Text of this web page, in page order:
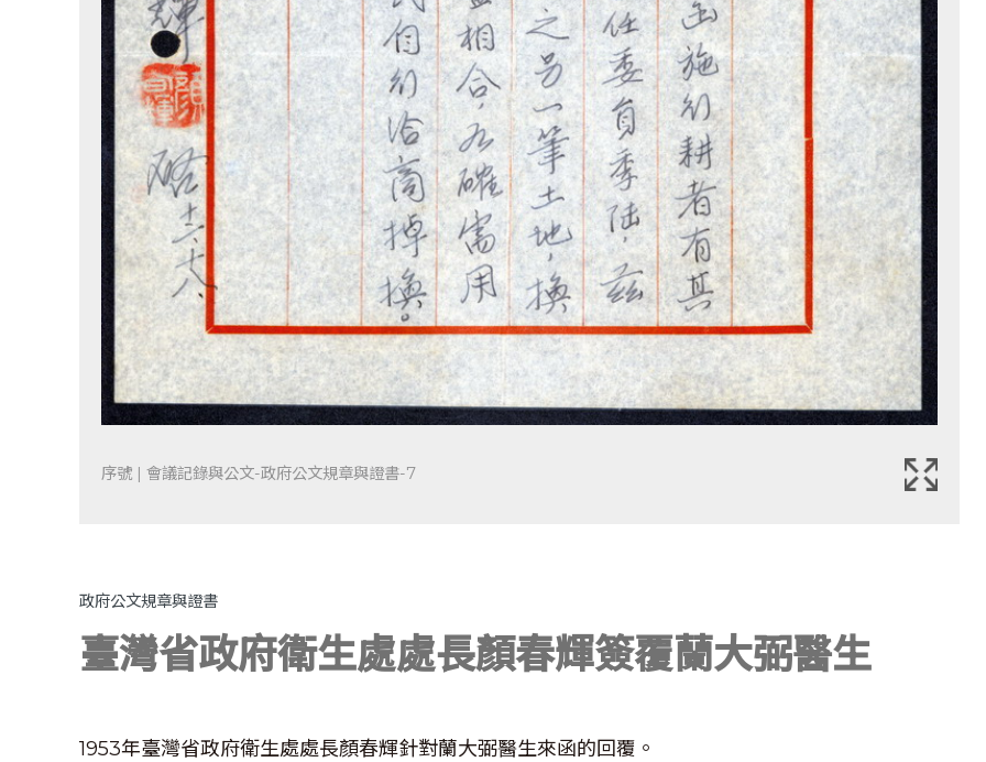
序號 | 會議記錄與公文-政府公文規章與證書-7
政府公文規章與證書
臺灣省政府衛生處處長顏春輝簽覆蘭大弼醫生
1953年臺灣省政府衛生處處長顏春輝針對蘭大弼醫生來函的回覆。